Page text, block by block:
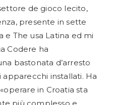
de gioco lecito,
presente in sette
e The usa Latina ed mi
Codere ha
bastonata d’arresto
installati. Ha
in Croatia sta